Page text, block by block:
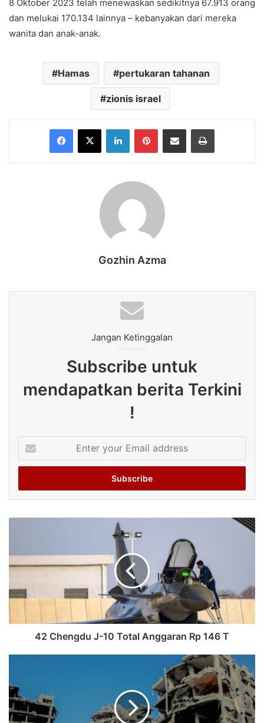
8 Oktober 2023 telah menewaskan sedikitnya 67.913 orang
dan melukai 170.134 lainnya – kebanyakan dari mereka
wanita dan anak-anak.
Hamas pertukaran tahanan
zionis israel
Facebook
X LinkedInPinterestShare via Email Print
Gozhin Azma
Jangan Ketinggalan
Subscribe untuk
mendapatkan berita Terkini
!
your
Email
42 Chengdu J-10 Total Anggaran Rp 146 T